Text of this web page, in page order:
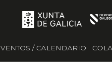
/ CALENDARIO